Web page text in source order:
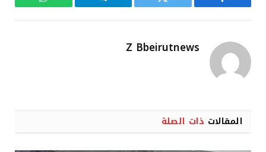
فيسبوك تويتر تيلقرام واتساب
Z Bbeirutnews
المقالات ذات الصلة